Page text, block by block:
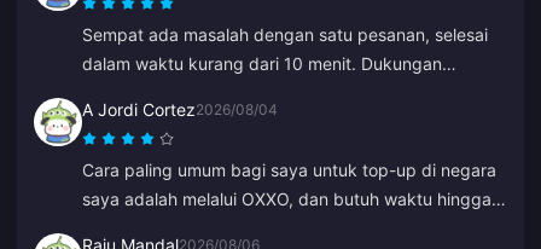
Sempat ada masalah dengan satu pesanan, selesai
dalam waktu kurang dari 10 menit. Dukungan
A Jordi Cortez2026/08/04
Cara paling umum bagi saya untuk top-up di negara
saya adalah melalui OXXO, dan butuh waktu hingga
Raju Mandal2026/08/06